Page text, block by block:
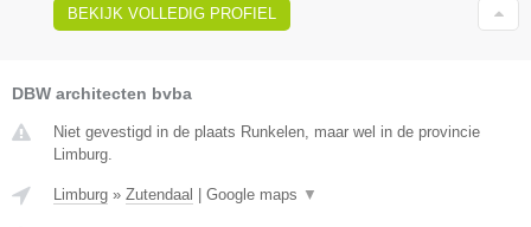
BEKIJK VOLLEDIG PROFIEL
DBW architecten bvba
Niet gevestigd in de plaats Runkelen, maar wel in de provincie
Limburg.
Limburg » Zutendaal Google maps ▼